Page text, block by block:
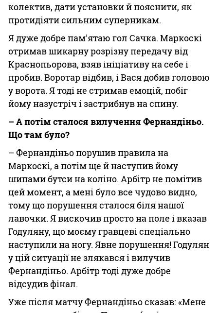
колектив, дати установки й пояснити, як
протидіяти сильним суперникам.
Я дуже добре пам'ятаю гол Сачка. Маркоскі
отримав шикарну розрізну передачу від
Краснопьорова, взяв ініціативу на себе і
пробив. Воротар відбив, і Вася добив головою
у ворота. Я тоді не стримав емоцій, побіг
йому назустріч і застрибнув на спину.
– А потім сталося вилучення Фернандіньо.
Що там було?
– Фернандіньо порушив правила на
Маркоскі, а потім ще й наступив йому
шипами бутси на коліно. Арбітр не помітив
цей момент, а мені було все чудово видно,
тому що порушення сталося біля нашої
лавочки. Я вискочив просто на поле і вказав
Годуляну, що моєму гравцеві спеціально
наступили на ногу. Явне порушення! Годулян
у цій ситуації не злякався і вилучив
Фернандіньо. Арбітр тоді дуже добре
відсудив фінал.
Уже після матчу Фернандіньо сказав: «Мене